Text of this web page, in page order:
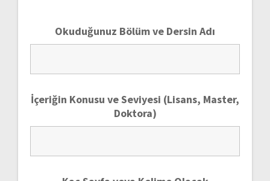
Okuduğunuz Bölüm ve Dersin Adı
İçeriğin Konusu ve Seviyesi (Lisans, Master,
Doktora)